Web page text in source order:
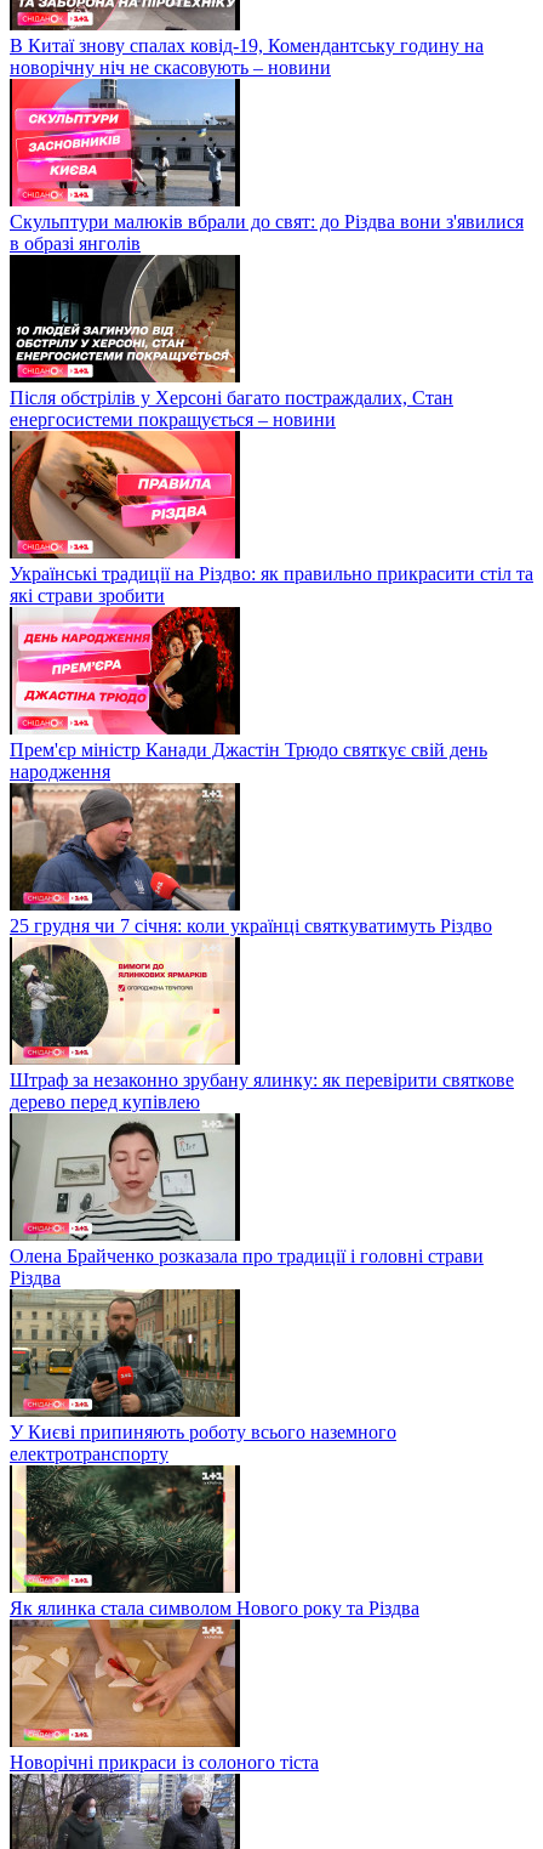
В Китаї знову спалах ковід-19, Комендантську годину на
новорічну ніч не скасовують – новини
Скульптури малюків вбрали до свят: до Різдва вони з'явилися
в образі янголів
Після обстрілів у Херсоні багато постраждалих, Стан
енергосистеми покращується – новини
Українські традиції на Різдво: як правильно прикрасити стіл та
які страви зробити
Прем'єр міністр Канади Джастін Трюдо святкує свій день
народження
25 грудня чи 7 січня: коли українці святкуватимуть Різдво
Штраф за незаконно зрубану ялинку: як перевірити святкове
дерево перед купівлею
Олена Брайченко розказала про традиції і головні страви
Різдва
У Києві припиняють роботу всього наземного
електротранспорту
Як ялинка стала символом Нового року та Різдва
Новорічні прикраси із солоного тіста